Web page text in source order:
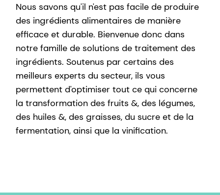
Nous savons qu'il n'est pas facile de produire
des ingrédients alimentaires de manière
efficace et durable. Bienvenue donc dans
notre famille de solutions de traitement des
ingrédients. Soutenus par certains des
meilleurs experts du secteur, ils vous
permettent d'optimiser tout ce qui concerne
la transformation des fruits &, des légumes,
des huiles &, des graisses, du sucre et de la
fermentation, ainsi que la vinification.